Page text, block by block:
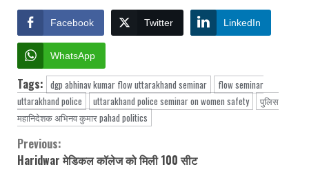
Facebook Twitter LinkedIn
WhatsApp
Tags: dgp abhinav kumar flow uttarakhand seminar
flow seminar
uttarakhand police
uttarakhand police seminar on women safety
पुलिस
महानिदेशक अभिनव कुमार pahad politics
Continue
Previous:
Haridwar मेडिकल कॉलेज को मिली 100 सीट